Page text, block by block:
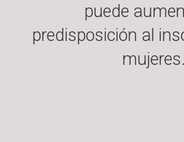
puede
predisposición al
mujeres.